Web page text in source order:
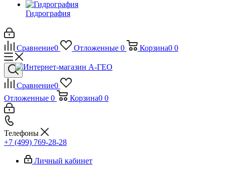
Гидрография
Сравнение0 Отложенные 0 Корзина0 0
Сравнение0
Отложенные 0 Корзина0 0
Телефоны
+7 (499) 769-28-28
Личный кабинет